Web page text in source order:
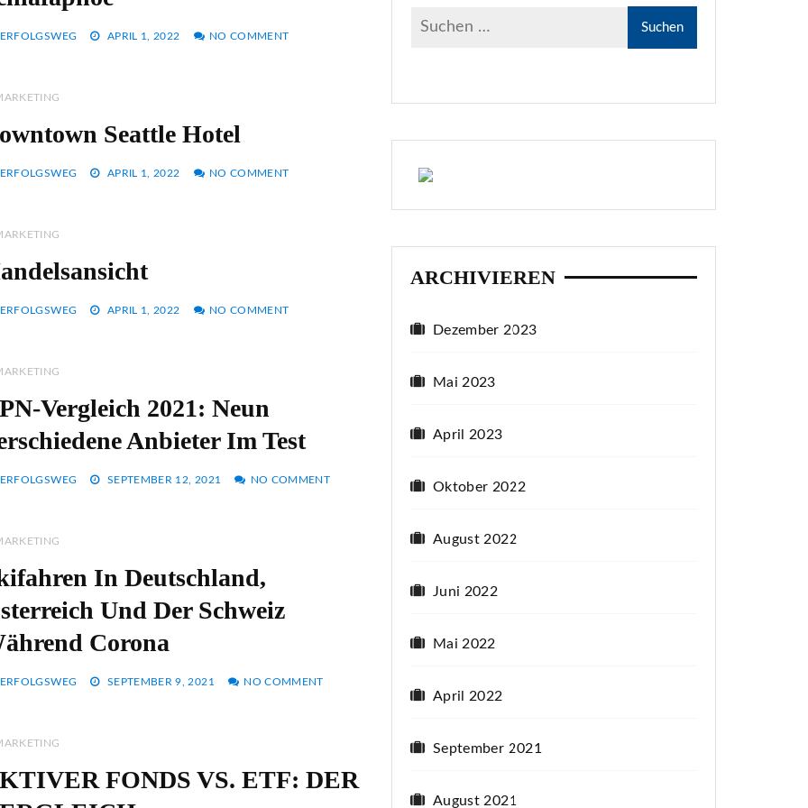
ERFOLGSWEG APRIL 1, 2022 NO COMMENT
Seattle Hotel
ERFOLGSWEG APRIL 1, 2022 NO COMMENT
ERFOLGSWEG APRIL 1, 2022 NO COMMENT
Vergleich 2021: Neun
Anbieter Im Test
ERFOLGSWEG SEPTEMBER 12, 2021 NO COMMENT
In Deutschland,
Und Der Schweiz
Corona
ERFOLGSWEG SEPTEMBER 9, 2021 NO COMMENT
FONDS VS. ETF: DER
ARCHIVIEREN
Dezember 2023
Mai 2023
April 2023
Oktober 2022
August 2022
Juni 2022
Mai 2022
April 2022
September 2021
August 2021